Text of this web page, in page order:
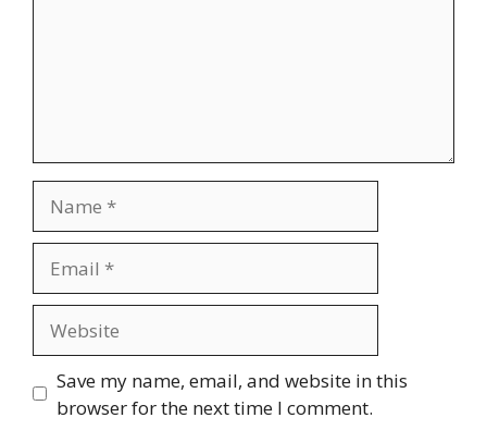
Save my name, email, and website in this
browser for the next time I comment.